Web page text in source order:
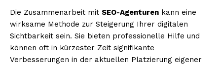
Die Zusammenarbeit mit SEO-Agenturen kann eine
wirksame Methode zur Steigerung Ihrer digitalen
Sichtbarkeit sein. Sie bieten professionelle Hilfe und
können oft in kürzester Zeit signifikante
Verbesserungen in der aktuellen Platzierung eigener